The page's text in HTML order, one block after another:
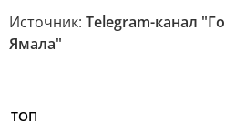
Источник: Telegram-канал
Ямала"
ТОП